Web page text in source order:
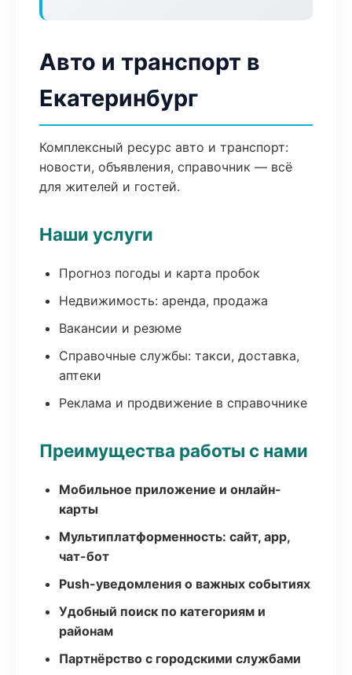
Авто и транспорт в
Екатеринбург
Комплексный ресурс авто и транспорт:
новости, объявления, справочник — всё
для жителей и гостей.
Наши услуги
Прогноз погоды и карта пробок
Недвижимость: аренда, продажа
Вакансии и резюме
Справочные службы: такси, доставка,
аптеки
Реклама и продвижение в справочнике
Преимущества работы с нами
Мобильное приложение и онлайн-
карты
Мультиплатформенность: сайт, app,
чат-бот
Push-уведомления о важных событиях
Удобный поиск по категориям и
районам
Партнёрство с городскими службами